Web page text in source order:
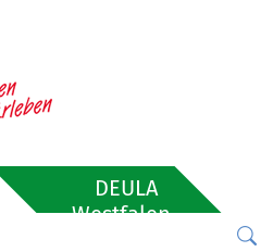
DEULA
Westfalen-